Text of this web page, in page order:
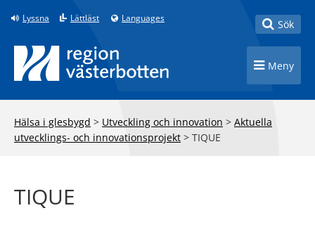
Till innehåll på sidan
Lyssna Lättläst Languages Toggle
Sök
Toggle
Meny
Hälsa i glesbygd > Utveckling och innovation > Aktuella
utvecklings- och innovationsprojekt > TIQUE
TIQUE